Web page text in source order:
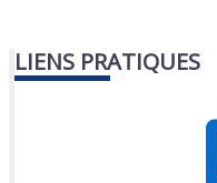
LIENS PRATIQUES